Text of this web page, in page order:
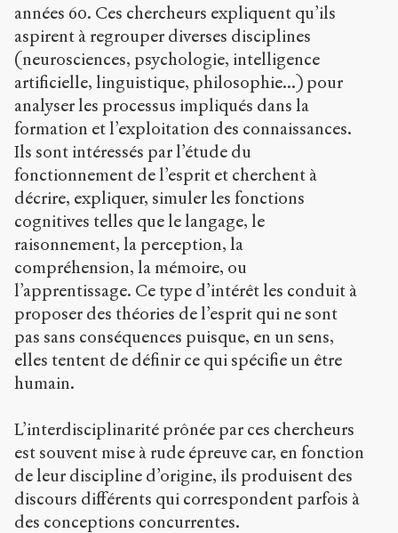
Chicago
Copier la
référence
Bibtex
Creative
Attribution-
NonCommercial-
ShareAlike 4.0
International
(CC BY-NC-SA
4.0) Sens-Public,
2004
Accéder
à la
version
PDF
années 60. Ces chercheurs expliquent qu’ils
aspirent à regrouper diverses disciplines
(neurosciences, psychologie, intelligence
artificielle, linguistique, philosophie...) pour
analyser les processus impliqués dans la
formation et l’exploitation des connaissances.
Ils sont intéressés par l’étude du
fonctionnement de l’esprit et cherchent à
décrire, expliquer, simuler les fonctions
cognitives telles que le langage, le
raisonnement, la perception, la
compréhension, la mémoire, ou
l’apprentissage. Ce type d’intérêt les conduit à
proposer des théories de l’esprit qui ne sont
pas sans conséquences puisque, en un sens,
elles tentent de définir ce qui spécifie un être
humain.
L’interdisciplinarité prônée par ces chercheurs
est souvent mise à rude épreuve car, en fonction
de leur discipline d’origine, ils produisent des
discours différents qui correspondent parfois à
des conceptions concurrentes.